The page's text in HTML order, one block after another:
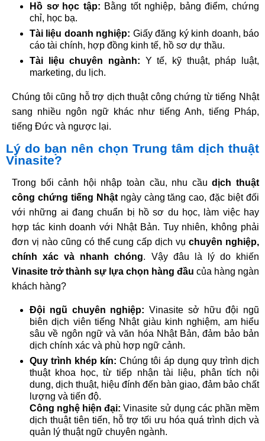
Hồ sơ học tập: Bằng tốt nghiệp, bảng điểm, chứng
chỉ, học bạ.​
Tài liệu doanh nghiệp: Giấy đăng ký kinh doanh, báo
cáo tài chính, hợp đồng kinh tế, hồ sơ dự thầu.​
Tài liệu chuyên ngành: Y tế, kỹ thuật, pháp luật,
marketing, du lịch.​
Chúng tôi cũng hỗ trợ dịch thuật công chứng từ tiếng Nhật
sang nhiều ngôn ngữ khác như tiếng Anh, tiếng Pháp,
tiếng Đức và ngược lại.​
Lý do bạn nên chọn Trung tâm dịch thuật
Vinasite?
Trong bối cảnh hội nhập toàn cầu, nhu cầudịch thuật
công chứng tiếng Nhậtngày càng tăng cao, đặc biệt đối
với những ai đang chuẩn bị hồ sơ du học, làm việc hay
hợp tác kinh doanh với Nhật Bản. Tuy nhiên, không phải
đơn vị nào cũng có thể cung cấp dịch vụchuyên nghiệp,
chính xác và nhanh chóng. Vậy đâu là lý do khiến
Vinasite trở thành sự lựa chọn hàng đầu của hàng ngàn
khách hàng?
Đội ngũ chuyên nghiệp: Vinasite sở hữu đội ngũ
biên dịch viên tiếng Nhật giàu kinh nghiệm, am hiểu
sâu về ngôn ngữ và văn hóa Nhật Bản, đảm bảo bản
dịch chính xác và phù hợp ngữ cảnh.​
Quy trình khép kín: Chúng tôi áp dụng quy trình dịch
thuật khoa học, từ tiếp nhận tài liệu, phân tích nội
dung, dịch thuật, hiệu đính đến bàn giao, đảm bảo chất
lượng và tiến độ.
Công nghệ hiện đại: Vinasite sử dụng các phần mềm
dịch thuật tiên tiến, hỗ trợ tối ưu hóa quá trình dịch và
quản lý thuật ngữ chuyên ngành.​